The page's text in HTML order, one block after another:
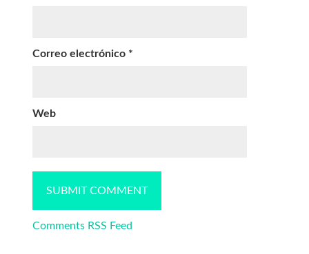
Correo electrónico *
Web
Comments RSS Feed